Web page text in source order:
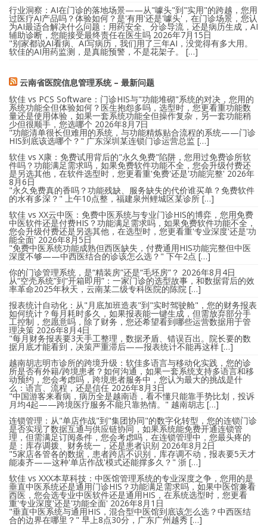
行业洞察：AI在门诊的落地场景——从"噱头"到"实用"的跨越，您用
过医疗AI产品吗？体验如何？是'有用'还是'噱头'，在门诊场景，您认
为AI最适合解决什么问题：用药安全、分诊导流，还是病历生成，AI
辅助诊断，您能接受最终责任在医生吗 2026年7月15日
"别家都说AI看病、AI写病历，我们用了三年AI，没觉得有多大用。
软佳的AI用药监测，是真能预警，不是花架子。 […]
云南省医院信息管理系统 – 最新问题
软佳 vs PCS Software：门诊HIS与"功能堆砌"系统的对决，您用的
系统功能全但体验如何？医生抱怨多吗，选型时，您更看重功能数
量还是使用体验，如果一套系统功能全但操作复杂，另一套功能稍
少但很顺手，您选哪个 2026年8月7日
"功能清单很长但难用的系统，与功能精炼贴合流程的系统——门诊
HIS到底该选哪个？" 广东深圳某连锁门诊运营总监 […]
软佳 vs X康：免费试用背后的"永久免费"陷阱，您用过免费诊所软
件吗？功能满足需求吗，如果免费软件功能不全，您会升级付费还
是另选其他，在软件选型时，您更看重'免费'还是'功能完整' 2026年
8月6日
"永久免费真的香吗？功能残缺、服务缺失的代价谁买单？免费软件
的水有多深？" 上午10点整，福建泉州鲤城区某诊所 […]
软佳 vs XX云中医：免费中医系统与专业门诊HIS的博弈，您用免费
中医软件还是付费HIS？功能满足需求吗，如果免费软件功能不全，
您会升级付费还是另选其他，在选型时，您更看重'专业深度'还是'功
能全面' 2026年8月5日
"免费中医系统功能成熟但西医缺失，付费通用HIS功能完整但中医
深度不够——中西医结合的诊该怎么选？" 下午2点 […]
你的门诊管理系统，是“精装房”还是“毛坯房”？ 2026年8月4日
从“空壳系统”到“开箱即用”：一家门诊的选型故事，和数据背后的效
率革命2025年秋天，云南某二级专科医院的陈院 […]
报表统计自动化：从"月底加班造表"到"实时驾驶舱"，您的财务报表
如何统计？每月耗时多久，如果报表能一键生成，但需放弃部分手
工控制，您愿意吗，除了财务，您还希望看到哪些运营数据用于管
理决策 2026年8月4日
"每月财务报表要3天手工整理，数据矛盾、错误百出。院长要的数
据月底才能看到，决策严重滞后——报表统计不能再这样 […]
越南胡志明市诊所的跨境升级：软佳多语言与移动化实践，您的诊
所是否有外籍/跨境患者？如何沟通，如果一套系统支持多语言和移
动预约，您会考虑吗，跨境患者服务中，您认为最大的挑战是什
么：语言、流程，还是信任 2026年8月3日
"中国游客来看病，病历全是越南语，看不懂只能靠手势比划，投诉
月均4起——跨境医疗服务不能只靠热情。" 越南胡志 […]
连锁管理：从"单店作战"到"集团协同"的数字化转型，您的连锁门诊
是否实现了数据互通与供应链协同，如果系统能免费开通连锁管
理，但需满足订阅条件，您会考虑吗，在连锁管理中，您最头疼的
是：库存调拨、财务统一，还是患者识别 2026年8月2日
"5家店各管各的数据，患者跨店不识别，库存调不动，报表要5天才
能凑齐——这种'单店作战'模式还能撑多久？" 浙 […]
软佳 vs XXX本草科技：中医馆管理系统的专业深度之争，您用的是
垂直中医系统还是通用门诊HIS？功能满足需求吗，如果中医馆兼看
西医，您会选专业中医软件还是通用HIS，在系统选型时，您更看
重'专业深度'还是'功能全面' 2026年8月1日
"垂直中医系统与通用HIS，混合型中医馆到底该怎么选？中西医结
合的边界在哪里？" 早上8点30分，广东广州越秀 […]